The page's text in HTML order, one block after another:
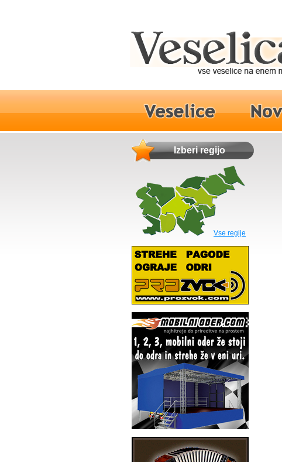
Izberi regijo
Vse regije